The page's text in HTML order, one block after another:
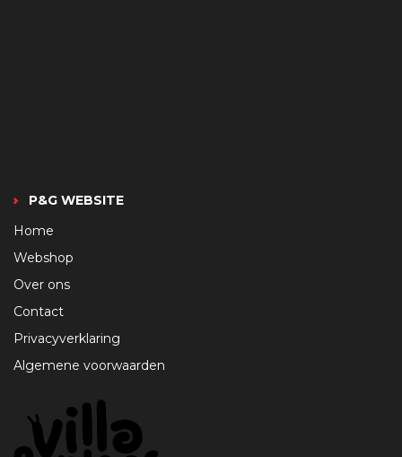
P&G WEBSITE
Home
Webshop
Over ons
Contact
Privacyverklaring
Algemene voorwaarden